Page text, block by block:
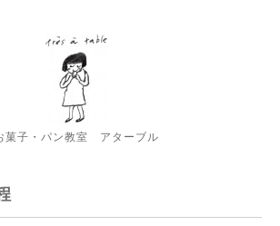
菓子・パン教室 アターブル